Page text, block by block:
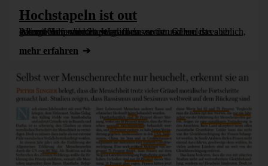
Hochstapeln ist out
Wenn Komponenten verglichen werden sollen, ist es üblich, das mit Hilfe von Stapelgrafiken zu tun. Genau das aber gelingt eher schlecht. Warum das so ist und welche Alternativen wir haben.
mehr erfahren